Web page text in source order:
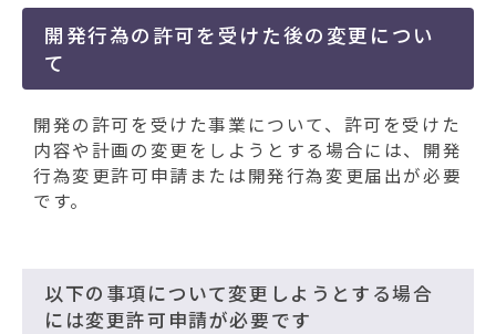
開発行為の許可を受けた後の変更につい
て
開発の許可を受けた事業について、許可を受けた
内容や計画の変更をしようとする場合には、開発
行為変更許可申請または開発行為変更届出が必要
です。
以下の事項について変更しようとする場合
には変更許可申請が必要です